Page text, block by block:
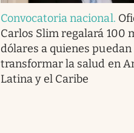
Convocatoria nacional.
Carlos Slim regalará 100
dólares a quienes puedan
transformar la salud en
Latina y el Caribe